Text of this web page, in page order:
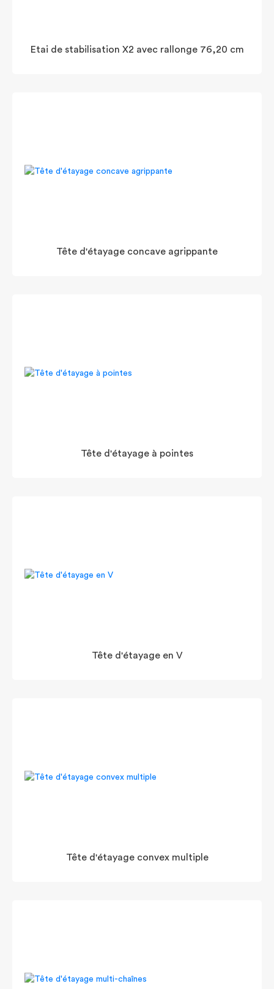
Etai de stabilisation X2 avec rallonge 76,20 cm
Tête d'étayage concave agrippante
Tête d'étayage à pointes
Tête d'étayage en V
Tête d'étayage convex multiple